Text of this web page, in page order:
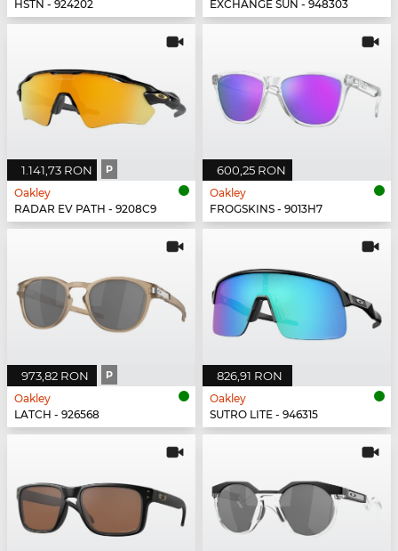
HSTN - 924202
EXCHANGE SUN - 948303
1.141,73 RON P
Oakley
RADAR EV PATH - 9208C9
600,25 RON
Oakley
FROGSKINS - 9013H7
973,82 RON P
Oakley
LATCH - 926568
826,91 RON
Oakley
SUTRO LITE - 946315